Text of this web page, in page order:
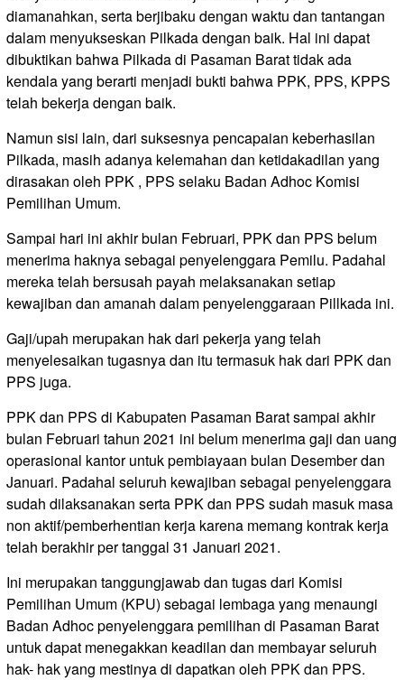
diamanahkan, serta berjibaku dengan waktu dan tantangan
dalam menyukseskan Pilkada dengan baik. Hal ini dapat
dibuktikan bahwa Pilkada di Pasaman Barat tidak ada
kendala yang berarti menjadi bukti bahwa PPK, PPS, KPPS
telah bekerja dengan baik.
Namun sisi lain, dari suksesnya pencapaian keberhasilan
Pilkada, masih adanya kelemahan dan ketidakadilan yang
dirasakan oleh PPK , PPS selaku Badan Adhoc Komisi
Pemilihan Umum.
Sampai hari ini akhir bulan Februari, PPK dan PPS belum
menerima haknya sebagai penyelenggara Pemilu. Padahal
mereka telah bersusah payah melaksanakan setiap
kewajiban dan amanah dalam penyelenggaraan Pillkada ini.
Gaji/upah merupakan hak dari pekerja yang telah
menyelesaikan tugasnya dan itu termasuk hak dari PPK dan
PPS juga.
PPK dan PPS di Kabupaten Pasaman Barat sampai akhir
bulan Februari tahun 2021 ini belum menerima gaji dan uang
operasional kantor untuk pembiayaan bulan Desember dan
Januari. Padahal seluruh kewajiban sebagai penyelenggara
sudah dilaksanakan serta PPK dan PPS sudah masuk masa
non aktif/pemberhentian kerja karena memang kontrak kerja
telah berakhir per tanggal 31 Januari 2021.
Ini merupakan tanggungjawab dan tugas dari Komisi
Pemilihan Umum (KPU) sebagai lembaga yang menaungi
Badan Adhoc penyelenggara pemilihan di Pasaman Barat
untuk dapat menegakkan keadilan dan membayar seluruh
hak- hak yang mestinya di dapatkan oleh PPK dan PPS.